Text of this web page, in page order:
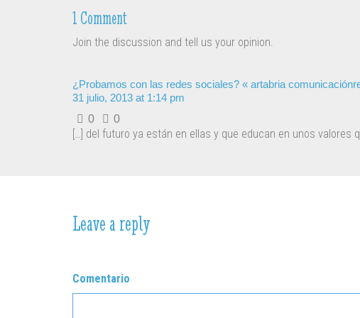
1 Comment
Join the discussion and tell us your opinion.
¿Probamos con las redes sociales? « artabria comunicación
31 julio, 2013 at 1:14 pm
0
0
[…] del futuro ya están en ellas y que educan en unos
Leave a reply
Comentario